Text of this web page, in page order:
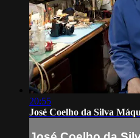
20:55
José Coelho da Silva